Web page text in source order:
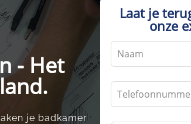
- Het
je badkamer
Laat je
onze
Leave
this
blank